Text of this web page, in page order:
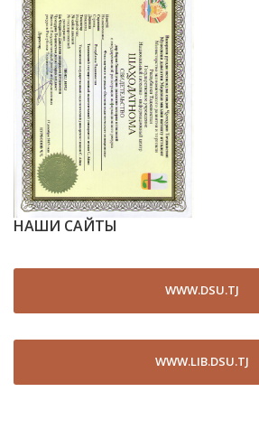
НАШИ САЙТЫ
WWW.DSU.TJ
WWW.LIB.DSU.TJ